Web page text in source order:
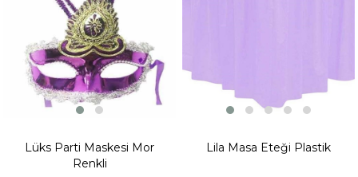
Lüks Parti Maskesi Mor
Renkli
Lila Masa Eteği Plastik